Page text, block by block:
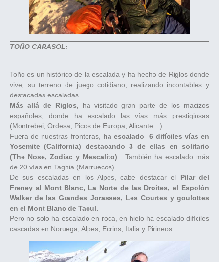
TOÑO CARASOL:
Toño es un histórico de la escalada y ha hecho de Riglos donde
vive, su terreno de juego cotidiano, realizando incontables y
destacadas escaladas.
Más allá de Riglos, ha visitado gran parte de los macizos
españoles, donde ha escalado las vías más prestigiosas
(Montrebei, Ordesa, Picos de Europa, Alicante…)
Fuera de nuestras fronteras, ha escalado 6 difíciles vías en
Yosemite (California) destacando 3 de ellas en solitario
(The Nose, Zodiac y Mescalito) . También ha escalado más
de 20 vías en Taghia (Marruecos).
De sus escaladas en los Alpes, cabe destacar el Pilar del
Freney al Mont Blanc, La Norte de las Droites, el Espolón
Walker de las Grandes Jorasses, Les Courtes y goulottes
en el Mont Blanc de Tacul.
Pero no solo ha escalado en roca, en hielo ha escalado difíciles
cascadas en Noruega, Alpes, Ecrins, Italia y Pirineos.